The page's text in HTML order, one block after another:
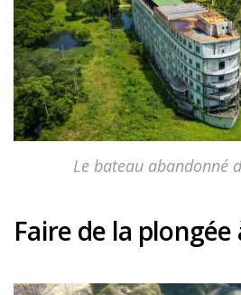
Le bateau abandonné
Faire de la plongée